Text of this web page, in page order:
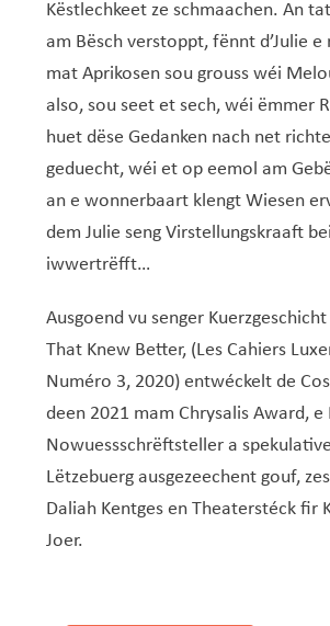
Musée municipal
Service national de la jeunesse
locale
Service écologique – Maison verte
Vélo
Réserve naturelle Haard
Urban Garden NeiSchmelz
Vergers publics
Service logement
Pacte Logement 2.0
PAP QE (Plan d’Aménagement
Existants »)
PAP NQ (Plan d’Aménagement
Quartier »)
PAP approuvés
PAP NQ en cours de procédure
PAG/PAP QE – Modifications
PAP NQ
Projet NeiSchmelz
Projets à venir
Këstlechkeet ze schmaachen. An
am Bësch verstoppt, fënnt d’Julie e
mat Aprikosen sou grouss wéi
also, sou seet et sech, wéi ëmmer
huet dëse Gedanken nach net
geduecht, wéi et op eemol am
an e wonnerbaart klengt Wiesen
dem Julie seng Virstellungskraaft
iwwertrëfft…
Ausgoend vu senger
That Knew Better, (Les Cahiers
Numéro 3, 2020) entwéckelt de
deen 2021 mam Chrysalis Award, e
Nowuessschrëftsteller a
Lëtzebuerg ausgezeechent gouf,
Daliah Kentges en Theaterstéck fir
Joer.